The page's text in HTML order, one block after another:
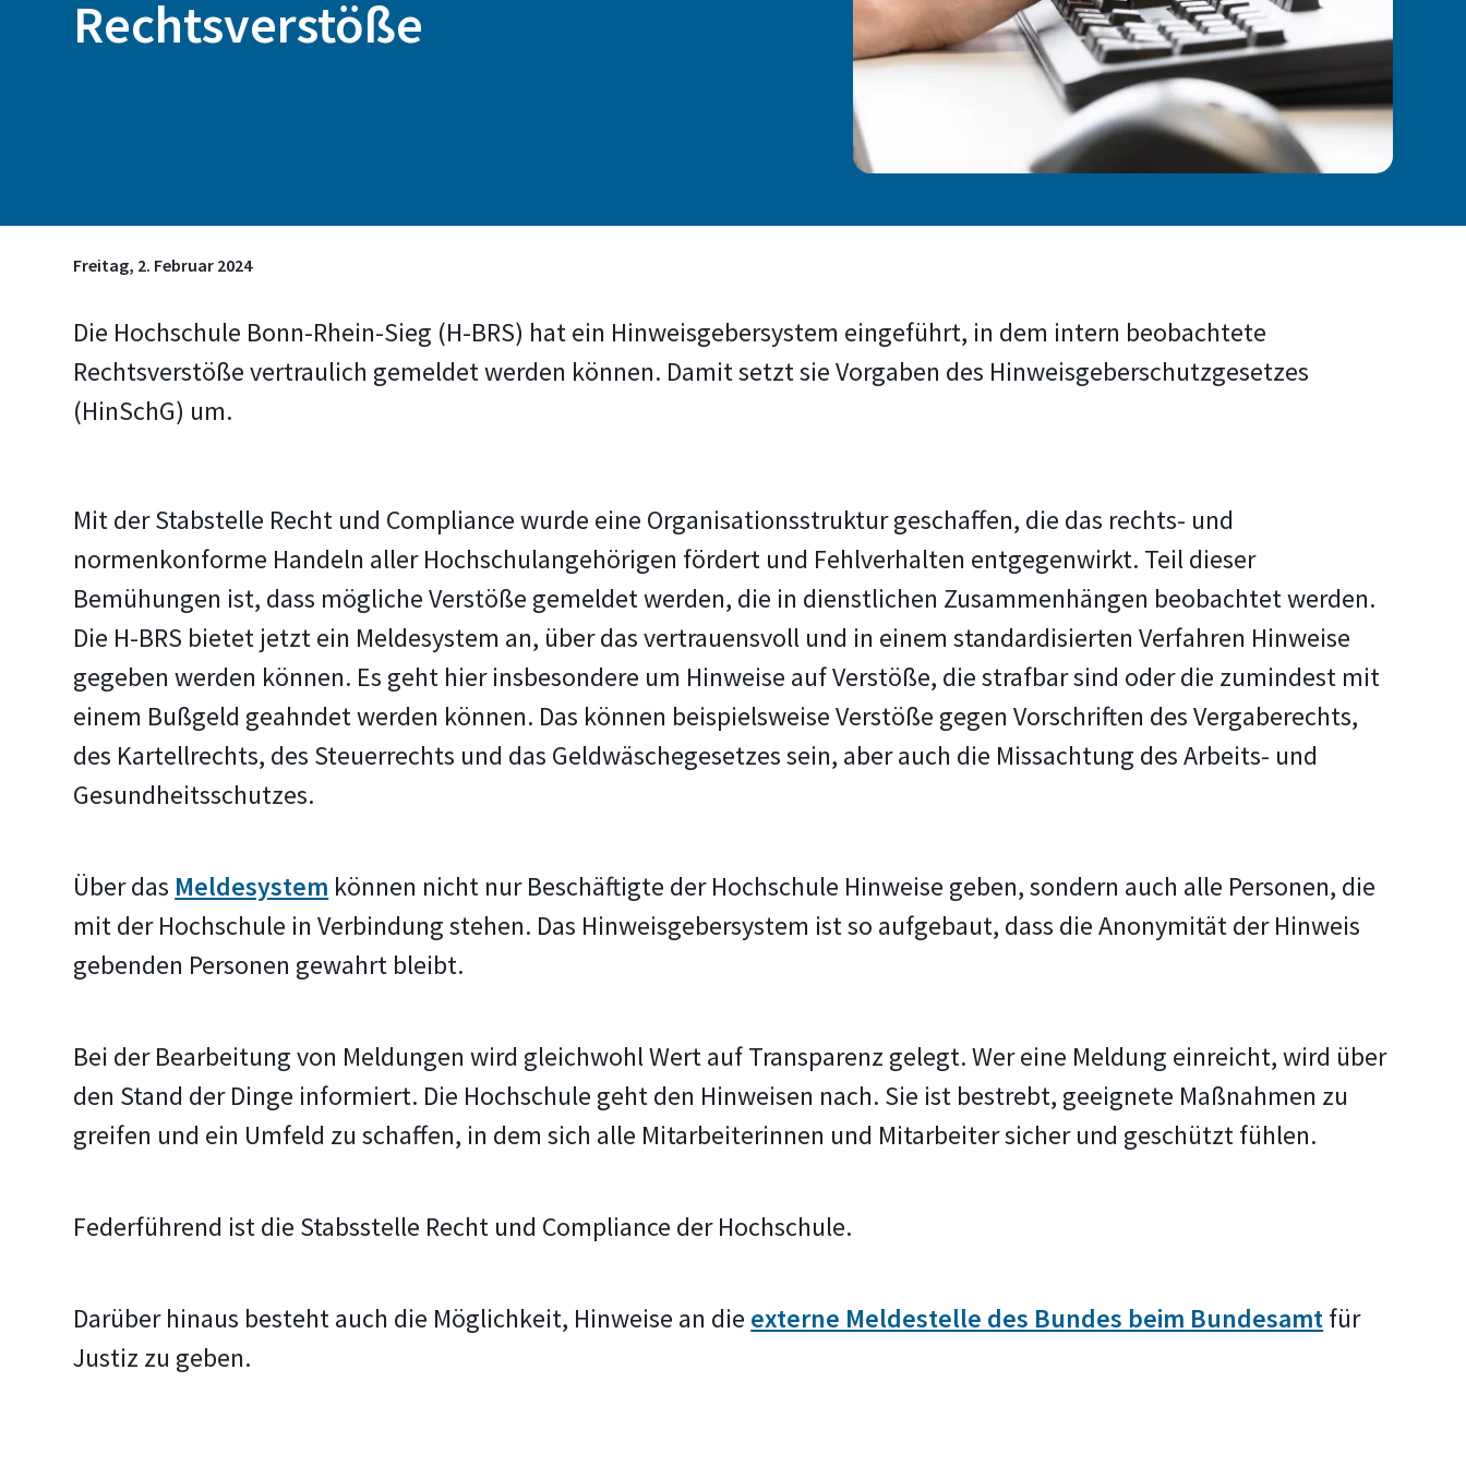
Rechtsverstöße
Freitag, 2. Februar 2024
Die Hochschule Bonn-Rhein-Sieg (H-BRS) hat ein Hinweisgebersystem eingeführt, in dem intern beobachtete
Rechtsverstöße vertraulich gemeldet werden können. Damit setzt sie Vorgaben des Hinweisgeberschutzgesetzes
(HinSchG) um.
Mit der Stabstelle Recht und Compliance wurde eine Organisationsstruktur geschaffen, die das rechts- und
normenkonforme Handeln aller Hochschulangehörigen fördert und Fehlverhalten entgegenwirkt. Teil dieser
Bemühungen ist, dass mögliche Verstöße gemeldet werden, die in dienstlichen Zusammenhängen beobachtet werden.
Die H-BRS bietet jetzt ein Meldesystem an, über das vertrauensvoll und in einem standardisierten Verfahren Hinweise
gegeben werden können. Es geht hier insbesondere um Hinweise auf Verstöße, die strafbar sind oder die zumindest mit
einem Bußgeld geahndet werden können. Das können beispielsweise Verstöße gegen Vorschriften des Vergaberechts,
des Kartellrechts, des Steuerrechts und das Geldwäschegesetzes sein, aber auch die Missachtung des Arbeits- und
Gesundheitsschutzes.
Über das Meldesystem können nicht nur Beschäftigte der Hochschule Hinweise geben, sondern auch alle Personen, die
mit der Hochschule in Verbindung stehen. Das Hinweisgebersystem ist so aufgebaut, dass die Anonymität der Hinweis
gebenden Personen gewahrt bleibt.
Bei der Bearbeitung von Meldungen wird gleichwohl Wert auf Transparenz gelegt. Wer eine Meldung einreicht, wird über
den Stand der Dinge informiert. Die Hochschule geht den Hinweisen nach. Sie ist bestrebt, geeignete Maßnahmen zu
greifen und ein Umfeld zu schaffen, in dem sich alle Mitarbeiterinnen und Mitarbeiter sicher und geschützt fühlen.
Federführend ist die Stabsstelle Recht und Compliance der Hochschule.
Darüber hinaus besteht auch die Möglichkeit, Hinweise an die externe Meldestelle des Bundes beim Bundesamtfür
Justiz zu geben.